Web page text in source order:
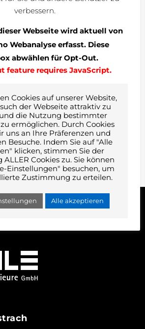
89264 Weißenhorn, Herr
Fink und Partner,
Ulm, Herr Peter Fink (Tel.
der
/Verwaltung/
/Gesundheitswesen
verbessern.
Webseite wird aktuell von
Webanalyse erfasst. Diese
abwählen für Opt-Out.
feature requires JavaScript.
Cookies auf unserer Website,
der Webseite attraktiv zu
die Nutzung bestimmter
ermöglichen. Durch Cookies
uns an Ihre Präferenzen und
Besuche. Indem Sie auf "Alle
klicken, stimmen Sie der
Cookies zu. Sie können
Einstellungen" besuchen, um
Zustimmung zu erteilen.
Alle akzeptieren